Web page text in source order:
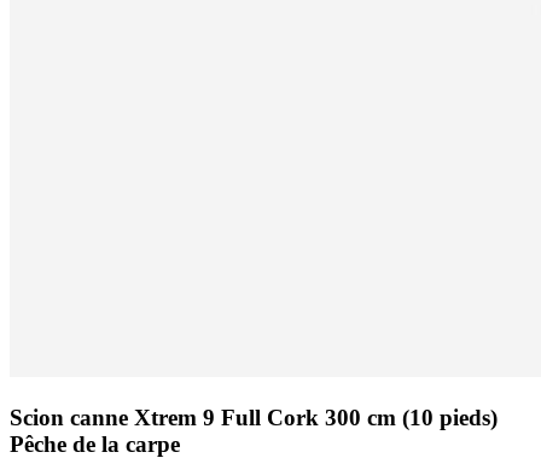
Scion canne Xtrem 9 Full Cork 300 cm (10 pieds)
Pêche de la carpe